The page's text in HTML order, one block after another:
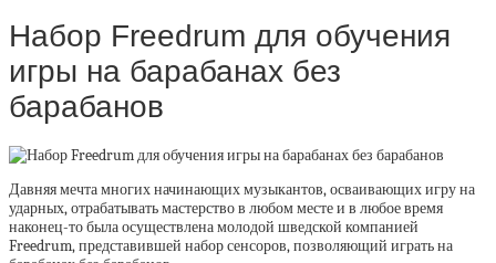
Набор Freedrum для обучения
игры на барабанах без
барабанов
Давняя мечта многих начинающих музыкантов, осваивающих игру на
ударных, отрабатывать мастерство в любом месте и в любое время
наконец-то была осуществлена молодой шведской компанией
Freedrum, представившей набор сенсоров, позволяющий играть на